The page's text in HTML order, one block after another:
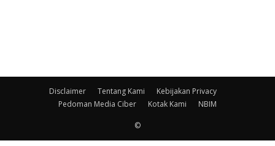
Disclaimer Tentang Kami
Kebijakan Privacy
Pedoman Media Ciber
Kotak Kami NBIM
©